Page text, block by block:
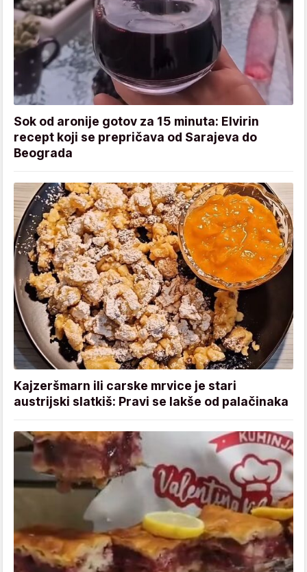
Sok od aronije gotov za 15 minuta: Elvirin
recept koji se prepričava od Sarajeva do
Beograda
Kajzeršmarn ili carske mrvice je stari
austrijski slatkiš: Pravi se lakše od palačinaka